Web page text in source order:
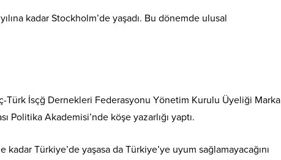
kadar Stockholm’de yaşadı. Bu dönemde ulusal
Türk İsçğ Dernekleri Federasyonu Yönetim Kurulu Üyeliği Marka
Politika Akademisi’nde köşe yazarlığı yaptı.
Türkiye’de yaşasa da Türkiye’ye uyum sağlamayacağını